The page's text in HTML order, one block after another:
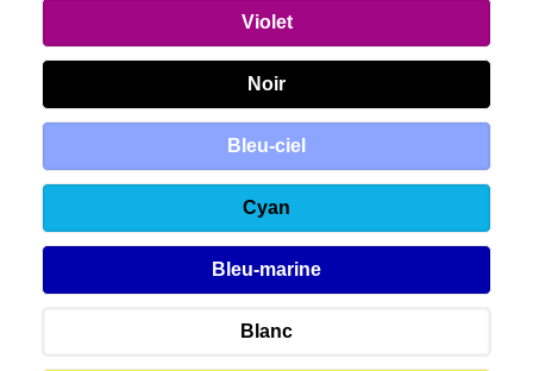
Violet
Noir
Bleu-ciel
Cyan
Bleu-marine
Blanc